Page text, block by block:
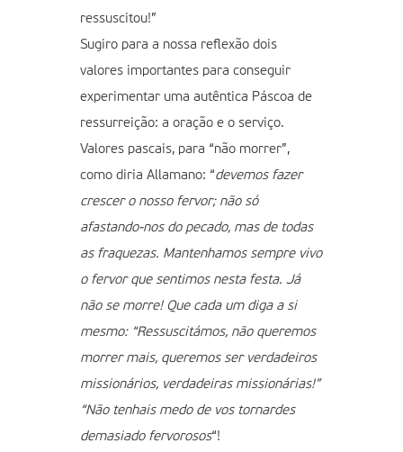
ressuscitou!”
Sugiro para a nossa reflexão dois
valores importantes para conseguir
experimentar uma autêntica Páscoa de
ressurreição: a oração e o serviço.
Valores pascais, para “não morrer”,
como diria Allamano: “devemos fazer
crescer o nosso fervor; não só
afastando-nos do pecado, mas de todas
as fraquezas. Mantenhamos sempre vivo
o fervor que sentimos nesta festa. Já
não se morre! Que cada um diga a si
mesmo: “Ressuscitámos, não queremos
morrer mais, queremos ser verdadeiros
missionários, verdadeiras missionárias!”
“Não tenhais medo de vos tornardes
demasiado fervorosos“!